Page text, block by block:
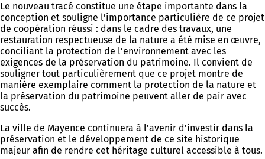
Le nouveau tracé constitue une étape importante dans la
conception et souligne l’importance particulière de ce projet
de coopération réussi : dans le cadre des travaux, une
restauration respectueuse de la nature a été mise en œuvre,
conciliant la protection de l’environnement avec les
exigences de la préservation du patrimoine. Il convient de
souligner tout particulièrement que ce projet montre de
manière exemplaire comment la protection de la nature et
la préservation du patrimoine peuvent aller de pair avec
succès.
La ville de Mayence continuera à l'avenir d'investir dans la
préservation et le développement de ce site historique
majeur afin de rendre cet héritage culturel accessible à tous.